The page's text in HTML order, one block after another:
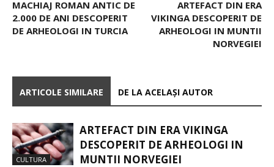
MACHIAJ ROMAN ANTIC DE
2.000 DE ANI DESCOPERIT
DE ARHEOLOGI IN TURCIA
ARTEFACT DIN ERA
VIKINGA DESCOPERIT DE
ARHEOLOGI IN MUNTII
NORVEGIEI
ARTICOLE SIMILARE DE LA ACELAȘI AUTOR
CULTURA
ARTEFACT DIN ERA VIKINGA
DESCOPERIT DE ARHEOLOGI IN
MUNTII NORVEGIEI